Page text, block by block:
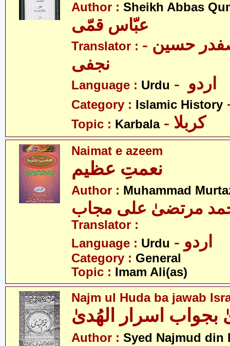
Author : Sheikh Abbas
عبّاس قمّی
Translator : - علامہ سیّد صفدر حسین
نجفی
Language : Urdu
Category : Islamic History
Topic : Karbala - کربلا
Naimat e azeem
نعمتِ عظیم
Author : Muhammad
مرتضیٰ علی مجاب
Translator :
Language : Urdu - اردو
Category : General
Topic : Imam Ali(as)
Najm ul Huda ba jawab
بجواب اسرار الھُدیٰ
Author : Syed Najmud din